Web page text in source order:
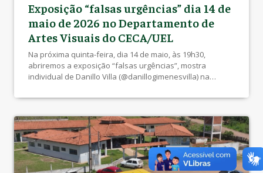
Exposição “falsas urgências” dia 14 de
maio de 2026 no Departamento de
Artes Visuais do CECA/UEL
Na próxima quinta-feira, dia 14 de maio, às 19h30,
abriremos a exposição “falsas urgências”, mostra
individual de Danillo Villa (@danillogimenesvilla) na
pinturas recentes de Danillo, é possível perceber seu
aceita os escorridos, as manchas, os acúmulos e as
transparências. As […]